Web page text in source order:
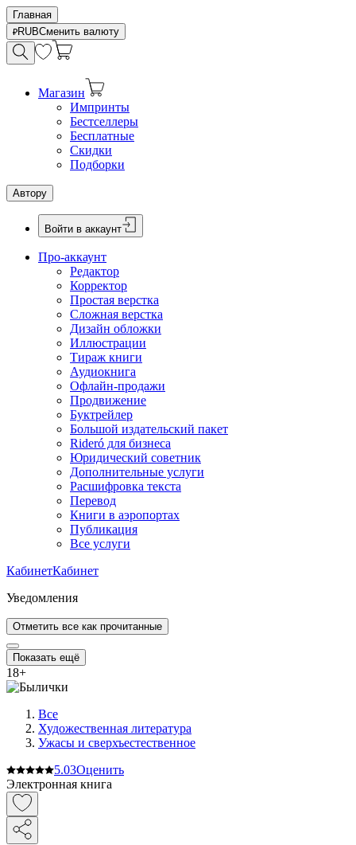
Главная
RUBСменить валюту
Магазин
Импринты
Бестселлеры
Бесплатные
Скидки
Подборки
Автору
Войти в аккаунт
Про-аккаунт
Редактор
Корректор
Простая верстка
Сложная верстка
Дизайн обложки
Иллюстрации
Тираж книги
Аудиокнига
Офлайн-продажи
Продвижение
Буктрейлер
Большой издательский пакет
Rideró для бизнеса
Юридический советник
Дополнительные услуги
Расшифровка текста
Перевод
Книги в аэропортах
Публикация
Все услуги
КабинетКабинет
Уведомления
Отметить все как прочитанные
Показать ещё
18+
Все
Художественная литература
Ужасы и сверхъестественное
5.03Оценить
Электронная книга